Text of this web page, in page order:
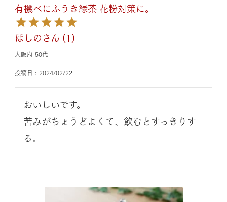
有機べにふうき緑茶 花粉対策に。
ほしの
1
大阪府 50代
投稿日
2024/02/22
おいしいです。
苦みがちょうどよくて、飲むとすっきりす